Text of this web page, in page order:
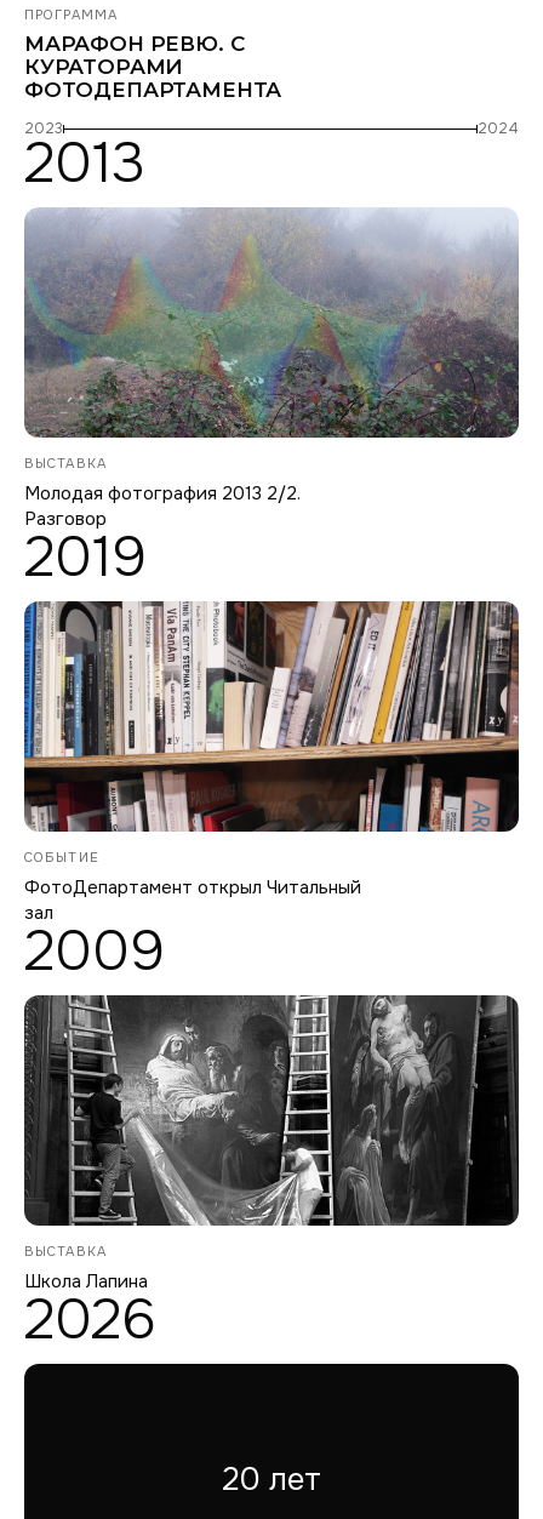
ПРОГРАММА
МАРАФОН РЕВЮ. С
КУРАТОРАМИ
ФОТОДЕПАРТАМЕНТА
2023 2024
2013
ВЫСТАВКА
Молодая фотография 2013 2/2.
Разговор
2019
СОБЫТИЕ
ФотоДепартамент открыл Читальный
зал
2009
ВЫСТАВКА
Школа Лапина
2026
20 лет